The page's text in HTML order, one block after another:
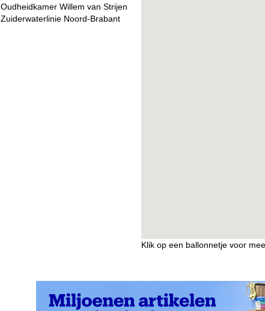
Oudheidkamer Willem van Strijen
Zuiderwaterlinie Noord-Brabant
Klik op een ballonnetje voor